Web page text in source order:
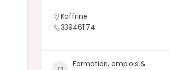
Kaffrine
339461174
Formation, emplois &